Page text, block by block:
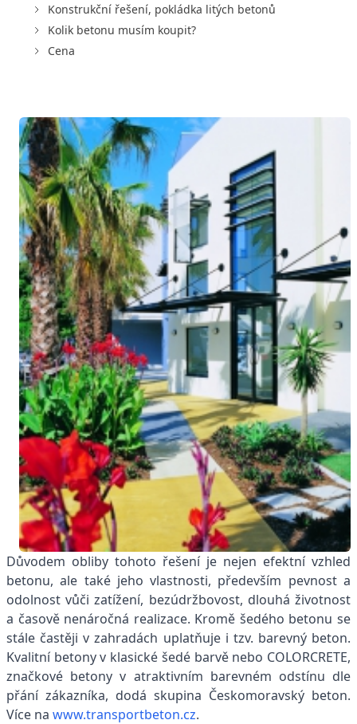
Konstrukční řešení, pokládka litých betonů
Kolik betonu musím koupit?
Cena
Důvodem obliby tohoto řešení je nejen efektní vzhled
betonu, ale také jeho vlastnosti, především pevnost a
odolnost vůči zatížení, bezúdržbovost, dlouhá životnost
a časově nenáročná realizace. Kromě šedého betonu se
stále častěji v zahradách uplatňuje i tzv. barevný beton.
Kvalitní betony v klasické šedé barvě nebo COLORCRETE,
značkové betony v atraktivním barevném odstínu dle
přání zákazníka, dodá skupina Českomoravský beton.
Více na www.transportbeton.cz.